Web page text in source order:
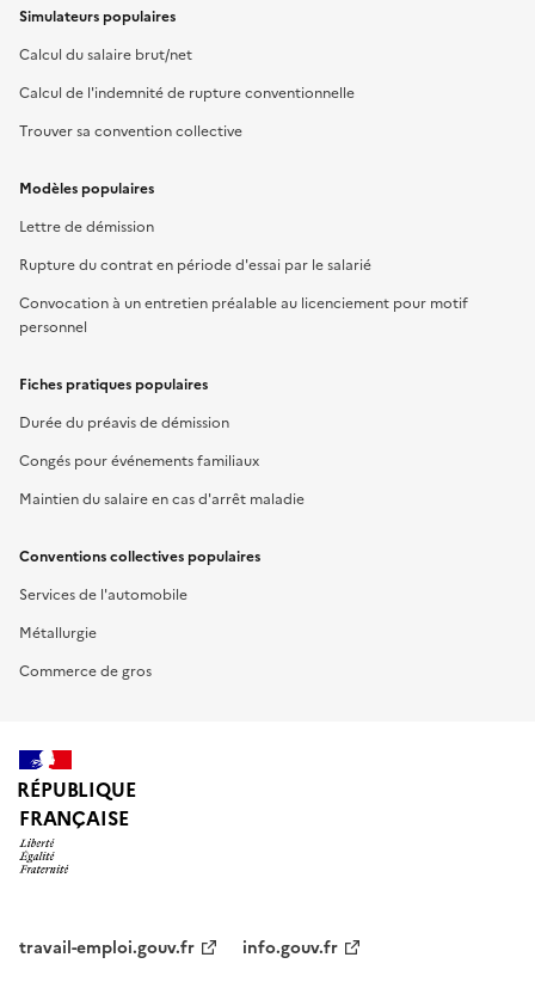
Simulateurs populaires
Calcul du salaire brut/net
Calcul de l'indemnité de rupture conventionnelle
Trouver sa convention collective
Modèles populaires
Lettre de démission
Rupture du contrat en période d'essai par le salarié
Convocation à un entretien préalable au licenciement pour motif
personnel
Fiches pratiques populaires
Durée du préavis de démission
Congés pour événements familiaux
Maintien du salaire en cas d'arrêt maladie
Conventions collectives populaires
Services de l'automobile
Métallurgie
Commerce de gros
RÉPUBLIQUE
FRANÇAISE
travail-emploi.gouv.fr
info.gouv.fr